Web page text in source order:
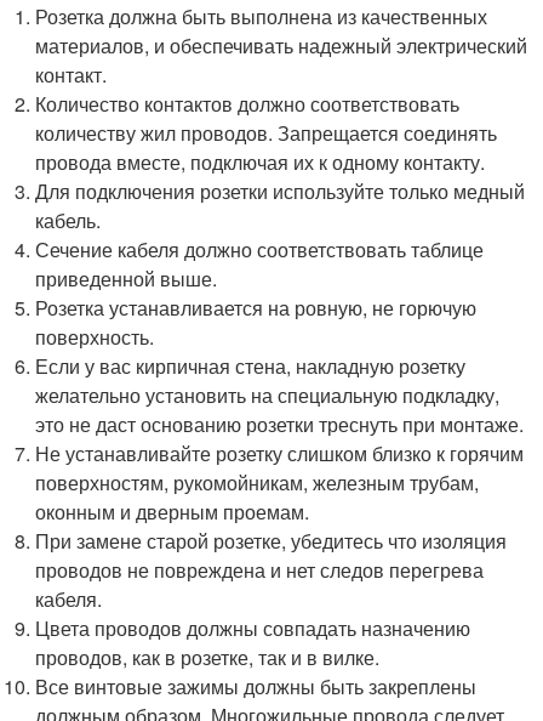
Розетка должна быть выполнена из качественных
материалов, и обеспечивать надежный электрический
контакт.
Количество контактов должно соответствовать
количеству жил проводов. Запрещается соединять
провода вместе, подключая их к одному контакту.
Для подключения розетки используйте только медный
кабель.
Сечение кабеля должно соответствовать таблице
приведенной выше.
Розетка устанавливается на ровную, не горючую
поверхность.
Если у вас кирпичная стена, накладную розетку
желательно установить на специальную подкладку,
это не даст основанию розетки треснуть при монтаже.
Не устанавливайте розетку слишком близко к горячим
поверхностям, рукомойникам, железным трубам,
оконным и дверным проемам.
При замене старой розетке, убедитесь что изоляция
проводов не повреждена и нет следов перегрева
кабеля.
Цвета проводов должны совпадать назначению
проводов, как в розетке, так и в вилке.
Все винтовые зажимы должны быть закреплены
должным образом. Многожильные провода следует